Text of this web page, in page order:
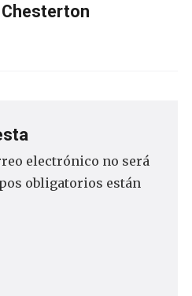
Chesterton
electrónico no será
obligatorios están